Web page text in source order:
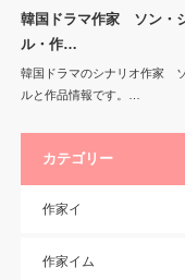
韓国ドラマ作家 ソン・
ル・作…
韓国ドラマのシナリオ作家
ルと作品情報です。…
カテゴリー
作家イ
作家イム